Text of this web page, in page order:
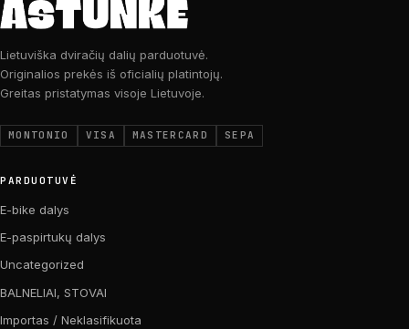
Lietuviška dviračių dalių parduotuvė.
Originalios prekės iš oficialių platintojų.
Greitas pristatymas visoje Lietuvoje.
MONTONIO VISA MASTERCARD SEPA
PARDUOTUVĖ
E-bike dalys
E-paspirtukų dalys
Uncategorized
BALNELIAI, STOVAI
Importas / Neklasifikuota